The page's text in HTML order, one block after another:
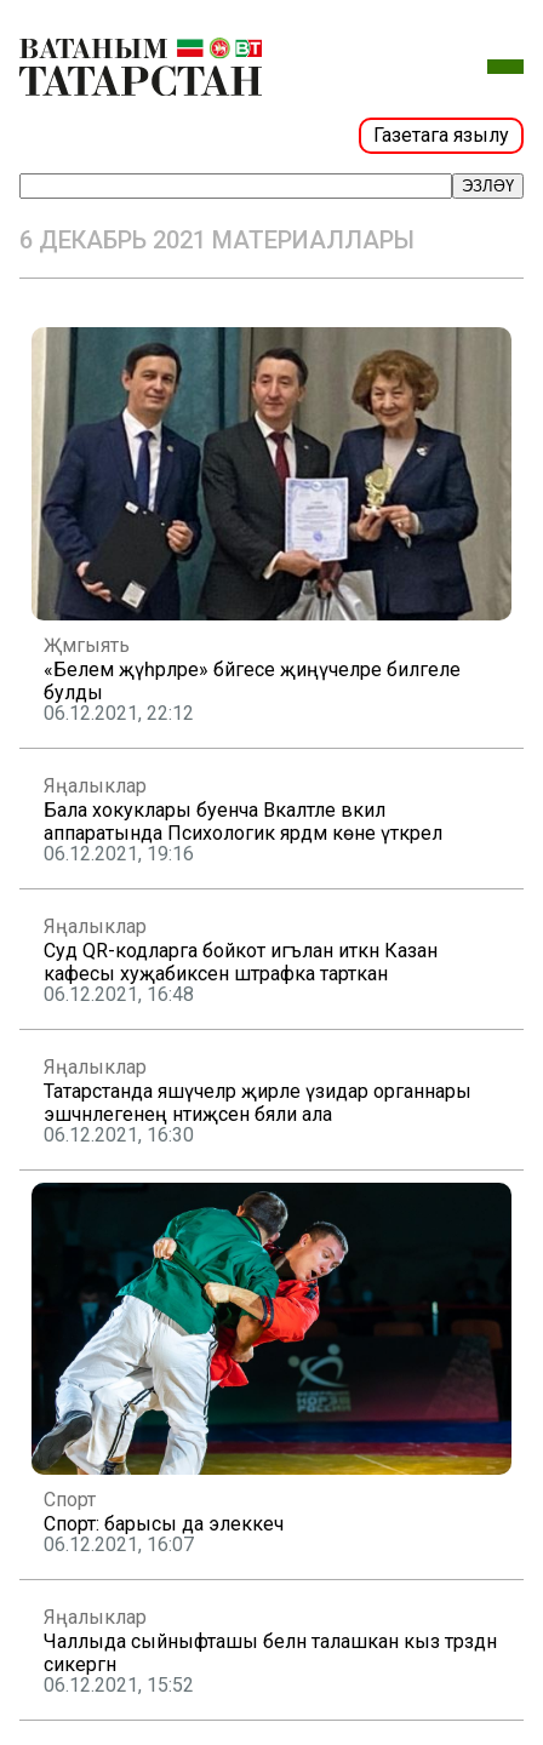
Газетага язылу
ЭЗЛӘҮ
6 ДЕКАБРЬ 2021 МАТЕРИАЛЛАРЫ
Җәмгыять
«Белем җәүһәрләре» бәйгесе җиңүчеләре билгеле
булды
06.12.2021, 22:12
Яңалыклар
Бала хокуклары буенча Вәкаләтле вәкил
аппаратында Психологик ярдәм көне үткәрелә
06.12.2021, 19:16
Яңалыклар
Суд QR-кодларга бойкот игълан иткән Казан
кафесы хуҗабикәсен штрафка тарткан
06.12.2021, 16:48
Яңалыклар
Татарстанда яшәүчеләр җирле үзидарә органнары
эшчәнлегенең нәтиҗәсен бәяли ала
06.12.2021, 16:30
Спорт
Спорт: барысы да элеккечә
06.12.2021, 16:07
Яңалыклар
Чаллыда сыйныфташы белән талашкан кыз тәрәзәдән
сикергән
06.12.2021, 15:52